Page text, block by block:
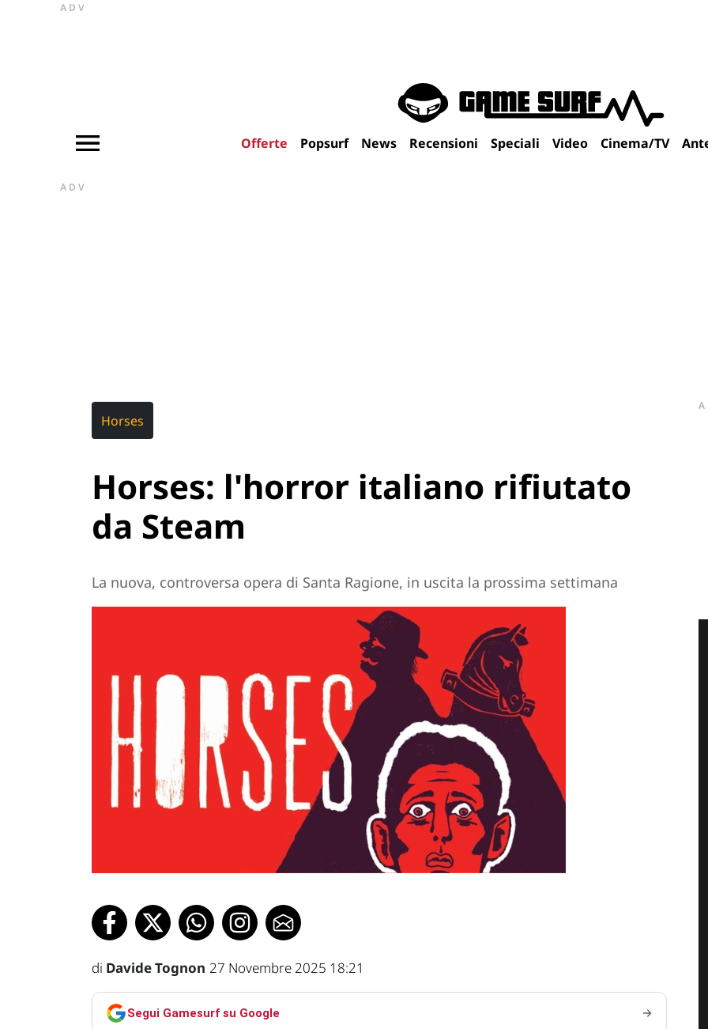
ADV
Offerte Popsurf News Recensioni Speciali Video Cinema/TV
ADV
Horses
Horses: l'horror italiano rifiutato
da Steam
La nuova, controversa opera di Santa Ragione, in uscita la prossima settimana
di Davide Tognon 27 Novembre 2025 18:21
Segui Gamesurf su Google